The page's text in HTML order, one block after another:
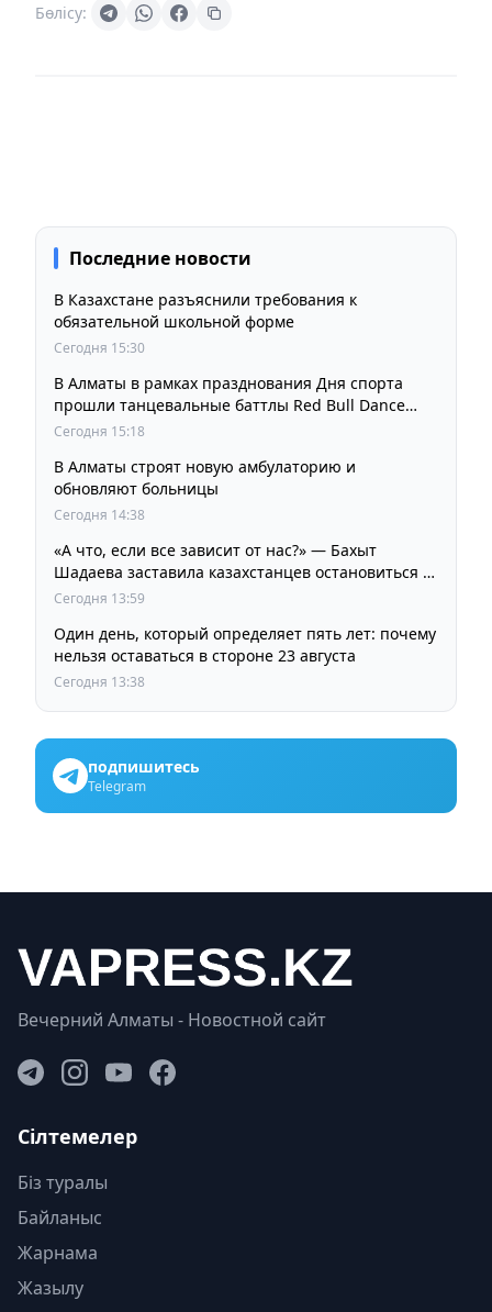
Бөлісу:
Последние новости
В Казахстане разъяснили требования к
обязательной школьной форме
Сегодня 15:30
В Алматы в рамках празднования Дня спорта
прошли танцевальные баттлы Red Bull Dance
Your Style
Сегодня 15:18
В Алматы строят новую амбулаторию и
обновляют больницы
Сегодня 14:38
«А что, если все зависит от нас?» — Бахыт
Шадаева заставила казахстанцев остановиться и
задуматься
Сегодня 13:59
Один день, который определяет пять лет: почему
нельзя оставаться в стороне 23 августа
Сегодня 13:38
подпишитесь
Telegram
Вечерний Алматы - Новостной сайт
Сілтемелер
Біз туралы
Байланыс
Жарнама
Жазылу